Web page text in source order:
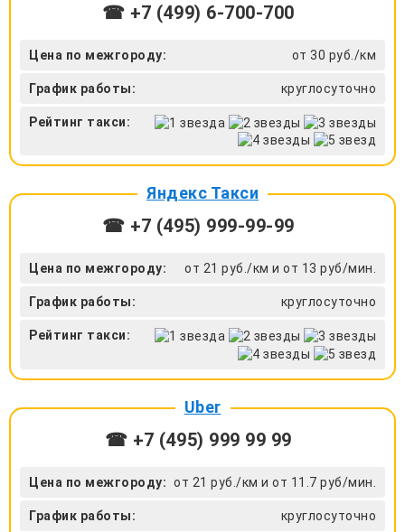
☎ +7 (499) 6-700-700
Цена по межгороду: от 30 руб./км
График работы: круглосуточно
Рейтинг такси:
Яндекс Такси
☎ +7 (495) 999-99-99
Цена по межгороду: от 21 руб./км и от 13 руб/мин.
График работы: круглосуточно
Рейтинг такси:
Uber
☎ +7 (495) 999 99 99
Цена по межгороду: от 21 руб./км и от 11.7 руб/мин.
График работы: круглосуточно